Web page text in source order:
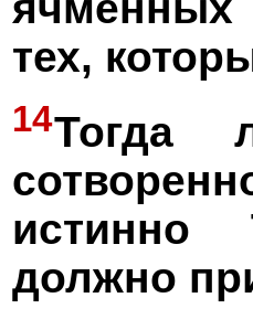
тех,
14Тогда
истинно
должно